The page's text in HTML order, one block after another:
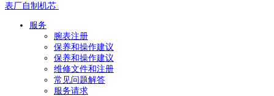
表厂自制机芯
服务
腕表注册
保养和操作建议
保养和操作建议
维修文件和注册
常见问题解答
服务请求